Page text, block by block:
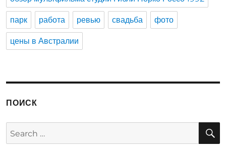
парк работа ревью свадьба фото
цены в Австралии
ПОИСК
Search
for: